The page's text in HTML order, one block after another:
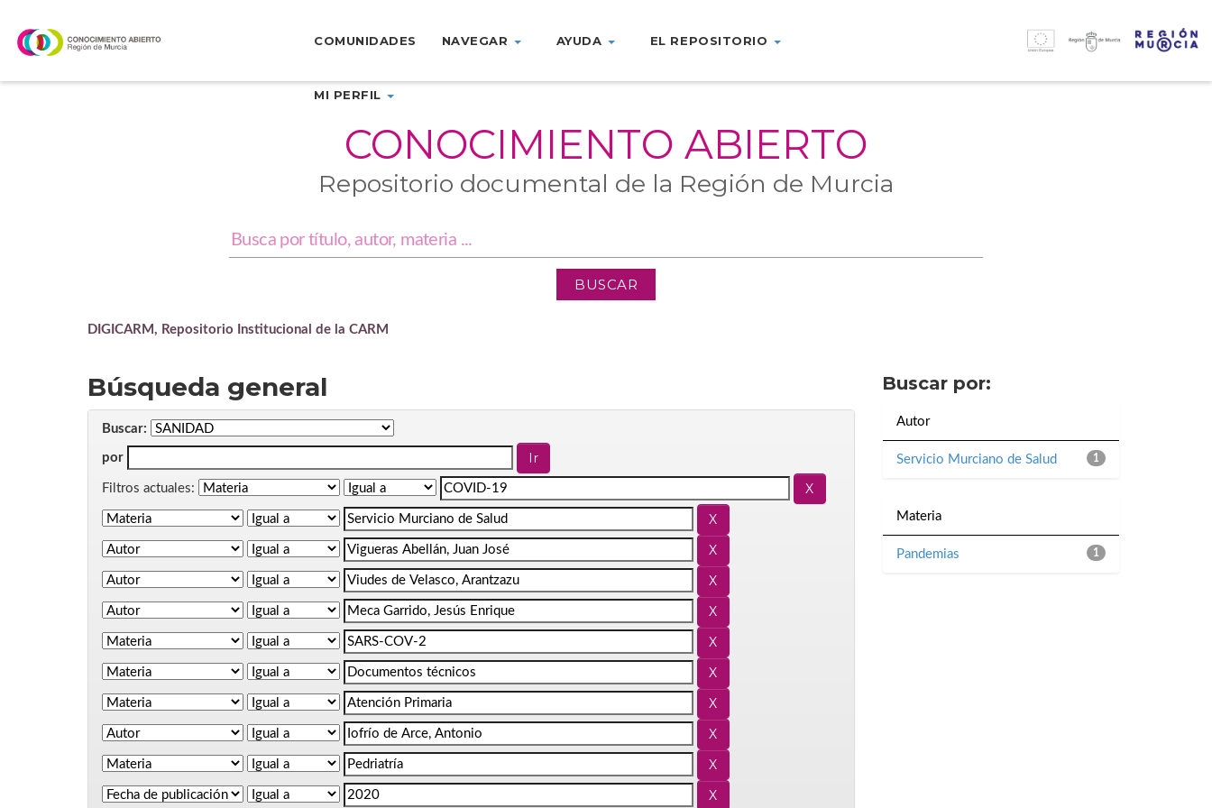
navigation
COMUNIDADES NAVEGAR AYUDA EL REPOSITORIO
MI PERFIL
CONOCIMIENTO ABIERTO
Repositorio documental de la Región de Murcia
DIGICARM, Repositorio Institucional de la CARM
Búsqueda general
Buscar:
por
Filtros actuales:
Buscar por:
Autor
1
Servicio Murciano de Salud
Materia
1
Pandemias